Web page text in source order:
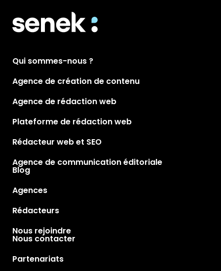
Qui sommes-nous ?
Agence de création de contenu
Agence de rédaction web
Plateforme de rédaction web
Rédacteur web et SEO
Agence de communication éditoriale
Blog
Agences
Rédacteurs
Nous rejoindre
Nous contacter
Partenariats